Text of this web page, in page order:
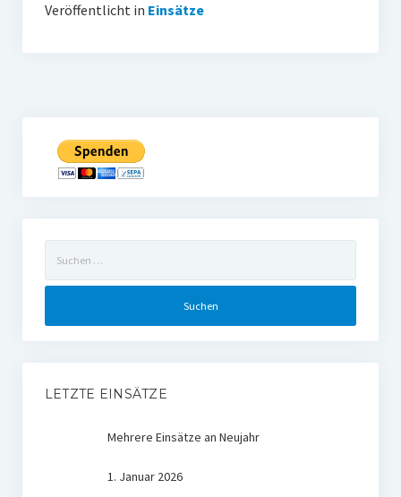
Veröffentlicht in Einsätze
nach:
LETZTE EINSÄTZE
Mehrere Einsätze an Neujahr
1. Januar 2026